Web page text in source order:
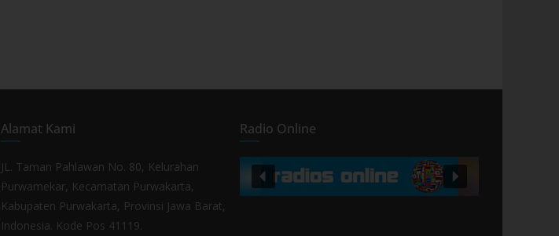
Alamat Kami
JL. Taman Pahlawan No. 80, Kelurahan
Purwamekar, Kecamatan Purwakarta,
Kabupaten Purwakarta, Provinsi Jawa Barat,
Indonesia. Kode Pos 41119.
Radio Online